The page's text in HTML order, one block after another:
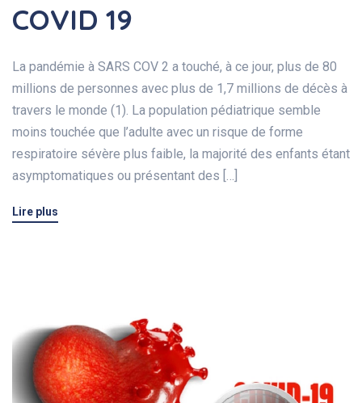
COVID 19
La pandémie à SARS COV 2 a touché, à ce jour, plus de 80
millions de personnes avec plus de 1,7 millions de décès à
travers le monde (1). La population pédiatrique semble
moins touchée que l’adulte avec un risque de forme
respiratoire sévère plus faible, la majorité des enfants étant
asymptomatiques ou présentant des […]
Lire plus